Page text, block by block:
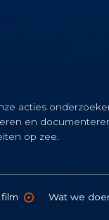
acties
en
op zee.
Wat we